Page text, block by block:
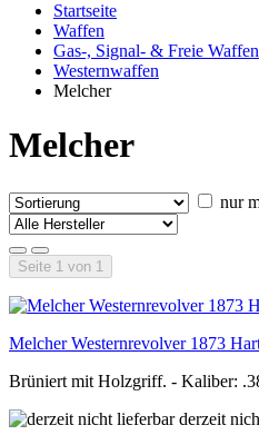
Startseite
Waffen
Gas-, Signal- & Freie Waffen
Westernwaffen
Melcher
Melcher
nur
Seite 1 von 1
Melcher Westernrevolver 1873
Brüniert mit Holzgriff. - Kaliber:
derzeit